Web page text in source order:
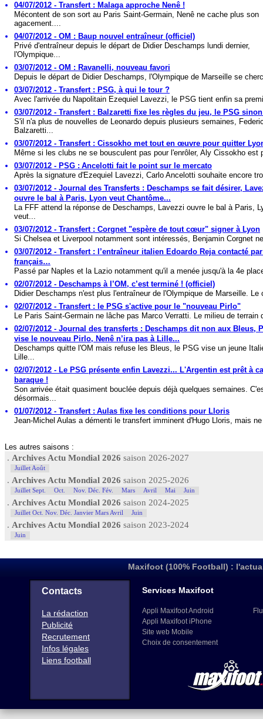
04/07/2012 - Transfert : Malaga approche Nenê !
Mécontent de son sort au Paris Saint-Germain, Nenê ne cache plus son
agacement....
04/07/2012 - OM : Baup nouvel entraîneur (officiel)
Privé d'entraîneur depuis le départ de Didier Deschamps lundi dernier,
l'Olympique...
03/07/2012 - OM : Ravanelli, nouveau favori
Depuis le départ de Didier Deschamps, l'Olympique de Marseille se
03/07/2012 - Transfert : PSG, à qui le tour ?
Avec l'arrivée du Napolitain Ezequiel Lavezzi, le PSG tient enfin sa
03/07/2012 - Transfert : Balzaretti fixe les règles du jeu, le PSG
S'il n'a plus de nouvelles de Leonardo depuis plusieurs semaines,
Balzaretti...
03/07/2012 - Transfert : Cissokho met tout en œuvre pour quitter
Même si les clubs ne se bousculent pas pour l'enrôler, Aly Cissokho est
03/07/2012 - PSG : Ancelotti fait le point sur le mercato
Après la signature d'Ezequiel Lavezzi, Carlo Ancelotti souhaite encore
03/07/2012 - Journal des Transferts : Deschamps se fait désirer,
ouvre le bal à Paris, Lyon veut Chantôme...
La FFF attend la réponse de Deschamps, Lavezzi ouvre le bal à Paris,
veut...
03/07/2012 - Transfert : Corgnet "espère de tout cœur" signer à Lyon
Si Chelsea et Liverpool notamment sont intéressés, Benjamin Corgnet
03/07/2012 - Transfert : l’entraîneur italien Edoardo Reja contacté
français…
Passé par Naples et la Lazio notamment qu'il a menée jusqu'à la 4e
02/07/2012 - Deschamps à l’OM, c’est terminé ! (officiel)
Didier Deschamps n'est plus l'entraîneur de l'Olympique de Marseille. Le
02/07/2012 - Transfert : le PSG s'active pour le "nouveau Pirlo"
Le Paris Saint-Germain ne lâche pas Marco Verratti. Le milieu de terrain
02/07/2012 - Journal des transferts : Deschamps dit non aux Bleus,
vise le nouveau Pirlo, Nenê n’ira pas à Lille...
Deschamps quitte l'OM mais refuse les Bleus, le PSG vise un jeune
Lille...
02/07/2012 - Le PSG présente enfin Lavezzi... L'Argentin est prêt à
baraque !
Son arrivée était quasiment bouclée depuis déjà quelques semaines.
désormais...
01/07/2012 - Transfert : Aulas fixe les conditions pour Lloris
Jean-Michel Aulas a démenti le transfert imminent d'Hugo Lloris, mais
Les autres saisons :
. Archives Actu Mondial 2026 saison 2026-2027
Juillet Août
. Archives Actu Mondial 2026 saison 2025-2026
Juillet Sept. Oct. Nov. Déc. Fév. Mars Avril Mai Juin
. Archives Actu Mondial 2026 saison 2024-2025
Juillet Oct. Nov. Déc. Janvier Mars Avril Juin
. Archives Actu Mondial 2026 saison 2023-2024
Juin
Maxifoot (100% Football) :
Contacts
La rédaction
Publicité
Recrutement
Infos légales
Liens football
Services Maxifoot
Appli Maxifoot Android
Appli Maxifoot iPhone
Site web Mobile
Choix de consentement